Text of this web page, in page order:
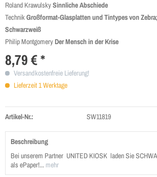
Roland KrawulskySinnliche Abschiede
TechnikGroßformat-Glasplatten und Tintypes von
Schwarzweiß
Philip Montgomery Der Mensch in der Krise
8,79 € *
Versandkostenfreie Lieferung!
Lieferzeit 1 Werktage
Artikel-Nr.: SW11819
Beschreibung
Bei unserem Partner UNITED KIOSK laden Sie
als ePaper!... mehr